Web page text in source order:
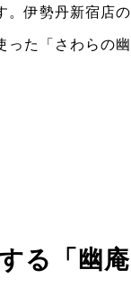
。伊勢丹新宿店の
った「さわらの幽
る「幽庵